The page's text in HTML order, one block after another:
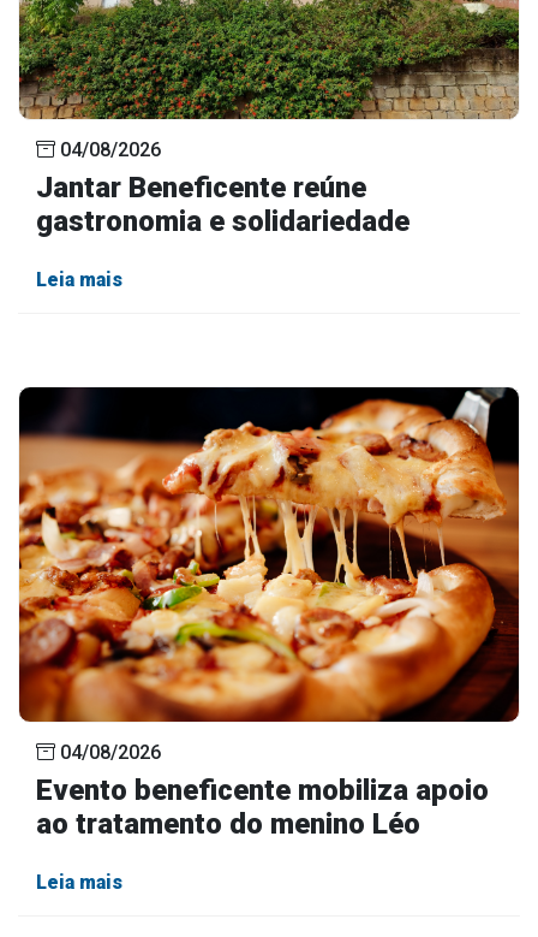
04/08/2026
Jantar Beneficente reúne
gastronomia e solidariedade
Leia mais
04/08/2026
Evento beneficente mobiliza apoio
ao tratamento do menino Léo
Leia mais